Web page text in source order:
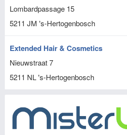
Lombardpassage 15
5211 JM 's-Hertogenbosch
Extended Hair & Cosmetics
Nieuwstraat 7
5211 NL's-Hertogenbosch